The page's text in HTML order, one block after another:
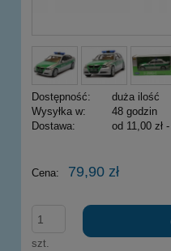
Dostępność:
duża ilość
Wysyłka w:
48 godzin
Dostawa:
od 11,00 zł
Cena nie zawiera
Cena: 79,90 zł
szt.